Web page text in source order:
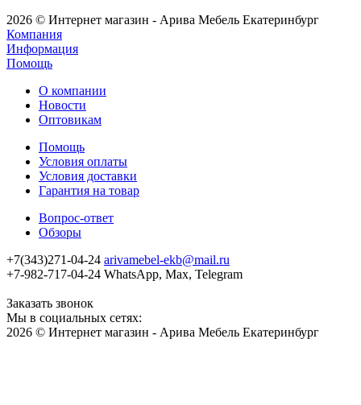
2026 © Интернет магазин - Арива Мебель Екатеринбург
Компания
Информация
Помощь
О компании
Новости
Оптовикам
Помощь
Условия оплаты
Условия доставки
Гарантия на товар
Вопрос-ответ
Обзоры
+7(343)271-04-24 arivamebel-ekb@mail.ru
+7-982-717-04-24 WhatsApp, Max, Telegram
Заказать звонок
Мы в социальных сетях:
2026 © Интернет магазин - Арива Мебель Екатеринбург